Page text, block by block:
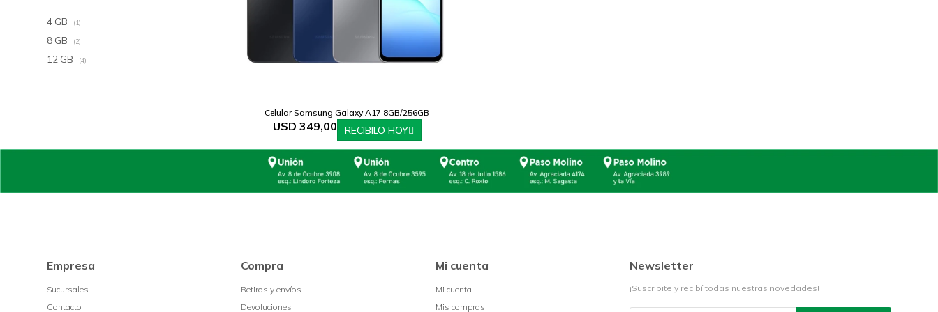
Celular Samsung Galaxy A17 8GB/256GB
USD 349,00 RECIBILO HOY
4 GB (1)
8 GB (2)
12 GB (4)
Empresa
Sucursales
Contacto
Compra
Retiros y envíos
Devoluciones
Mi cuenta
Mi cuenta
Mis compras
Newsletter
¡Suscribite y recibí todas nuestras novedades!